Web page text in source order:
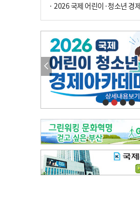
· 2026 국제 어린이·청소년 경